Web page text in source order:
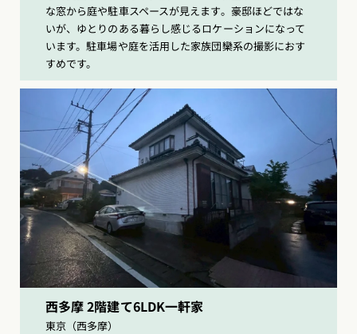
な窓から庭や駐車スペースが見えます。豪邸ほどではな
いが、ゆとりのある暮らし感じるロケーションになって
います。駐車場や庭を活用した家族団欒系の撮影におす
すめです。
西多摩 2階建て6LDK一軒家
東京（西多摩）